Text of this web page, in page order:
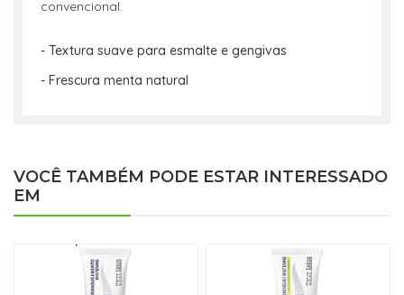
convencional.
- Textura suave para esmalte e gengivas
- Frescura menta natural
VOCÊ TAMBÉM PODE ESTAR INTERESSADO
EM